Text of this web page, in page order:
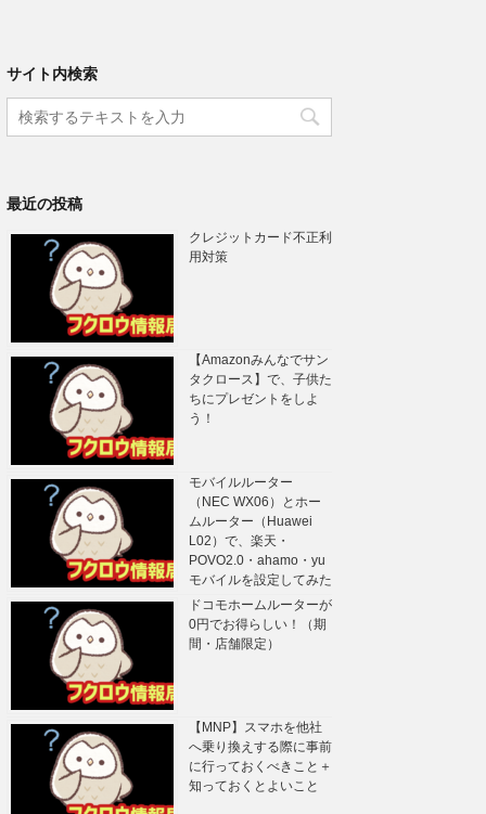
サイト内検索
最近の投稿
クレジットカード不正利
用対策
【Amazonみんなでサン
タクロース】で、子供た
ちにプレゼントをしよ
う！
モバイルルーター
（NEC WX06）とホー
ムルーター（Huawei
L02）で、楽天・
POVO2.0・ahamo・yu
モバイルを設定してみた
ドコモホームルーターが
0円でお得らしい！（期
間・店舗限定）
【MNP】スマホを他社
へ乗り換えする際に事前
に行っておくべきこと＋
知っておくとよいこと